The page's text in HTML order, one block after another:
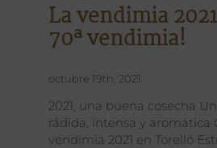
La vendimia
70ª vendimia!
octubre 19th, 2021
2021, una buena cosecha
rádida, intensa y aromática
vendimia 2021 en Torelló